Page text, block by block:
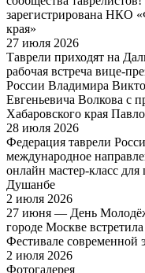
зарегистрирована НКО
края»
27 июля 2026
Таврели приходят на
рабочая встреча вице-
России Владимира
Евгеньевича Волкова с
Хабаровского края
28 июля 2026
Федерация таврели
международное
онлайн мастер-класс
Душанбе
2 июля 2026
27 июня — День
городе Москве
Фестивале современной
2 июля 2026
Фотогалерея